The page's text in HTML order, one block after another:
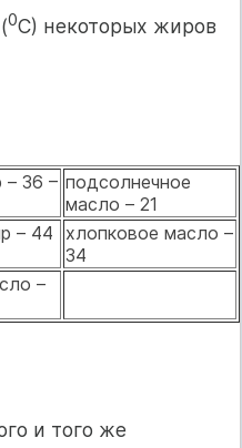
0С) некоторых жиров
– 36 – подсолнечное
масло – 21
– 44
хлопковое масло –
34
–
и того же